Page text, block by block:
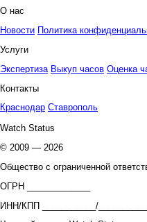
О нас
Новости Политика
Услуги
Экспертиза Выкуп часов Оценка
Контакты
Краснодар Ставрополь
Watch Status
© 2009 — 2026
Общество с ограниченной
ОГРН _____________
ИНН/КПП ___________/